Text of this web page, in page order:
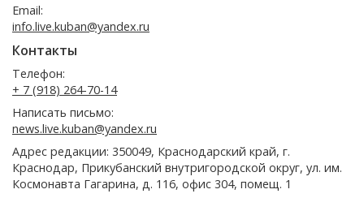
Email:
info.live.kuban@yandex.ru
Контакты
Телефон:
+ 7 (918) 264-70-14
Написать письмо:
news.live.kuban@yandex.ru
Адрес редакции: 350049, Краснодарский край, г.
Краснодар, Прикубанский внутригородской округ, ул. им.
Космонавта Гагарина, д. 116, офис 304, помещ. 1